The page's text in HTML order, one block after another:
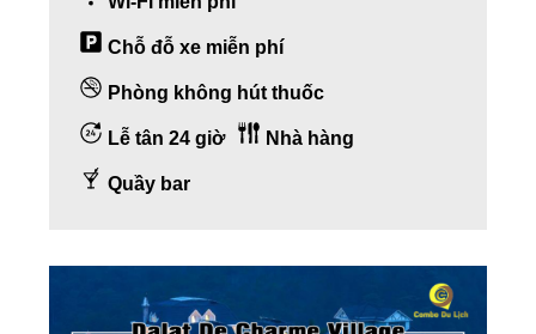
Chỗ đỗ xe miễn phí
Phòng không hút thuốc
Lễ tân 24 giờ Nhà hàng
Quầy bar